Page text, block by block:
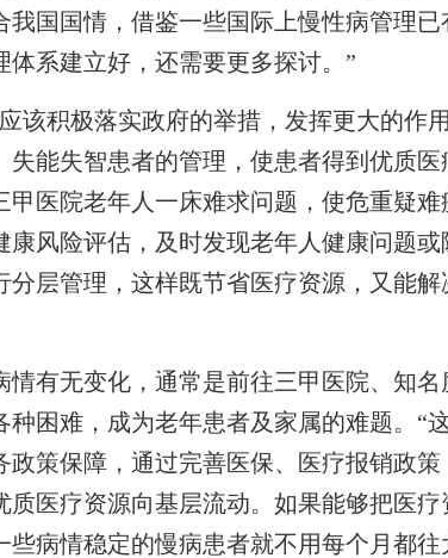
国国情，借鉴一些国际上慢性病管理已
系建立好，还需要更多探讨。”
积极落实政府的举措，发挥更大的作用
能失智患者的管理，使患者得到优质医
医院老年人一床难求问题，使危重疑难
风险评估，及时发现老年人健康问题或
层管理，这样既节省医疗资源，又能解
有无变化，通常是前往三甲医院、知名
困难，成为老年患者及家属的难题。“
策保障，通过完善医保、医疗报销政策
医疗资源向基层流动。如果能够把医疗
病情稳定的慢病患者就不用每个月都往